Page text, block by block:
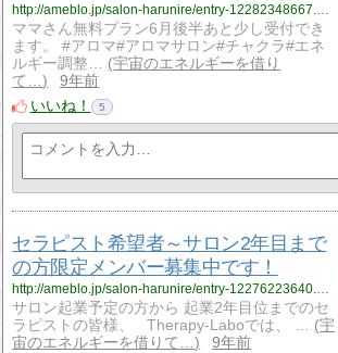
http://ameblo.jp/salon-harunire/entry-12282348667.html
ママさん無料プラン6月後半あと少し受付でき
ます。 #アロマ#アロマサロン#チャクラ#エネ
ルギー調整…
宇宙のエネルギーを借り
て…
9年前
いいね！
5
セラピスト希望者～サロン2年目まで
の方限定メンバー募集中です！
http://ameblo.jp/salon-harunire/entry-12276223640.html
サロン起業予定の方から 起業2年目位までのセ
ラピストの皆様、 Therapy‐Laboでは、 …
宇
宙のエネルギーを借りて…
9年前